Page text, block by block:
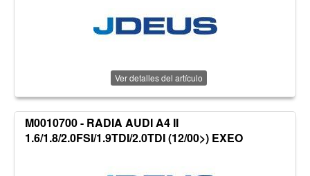
Ver detalles del artículo
M0010700 - RADIA AUDI A4 II
1.6/1.8/2.0FSI/1.9TDI/2.0TDI (12/00>) EXEO